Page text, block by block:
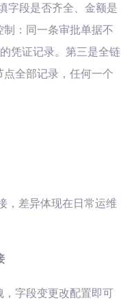
字段是否齐全、金额是
：同一条审批单据不
凭证记录。第三是全链
全部记录，任何一个
，差异体现在日常运维
字段变更改配置即可